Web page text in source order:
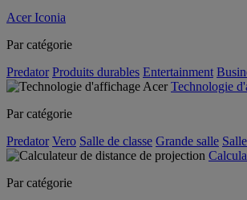
Acer Iconia
Par catégorie
Predator Produits durables Entertainment
Technologie
Par catégorie
Predator Vero Salle de classe Grande salle
Par catégorie